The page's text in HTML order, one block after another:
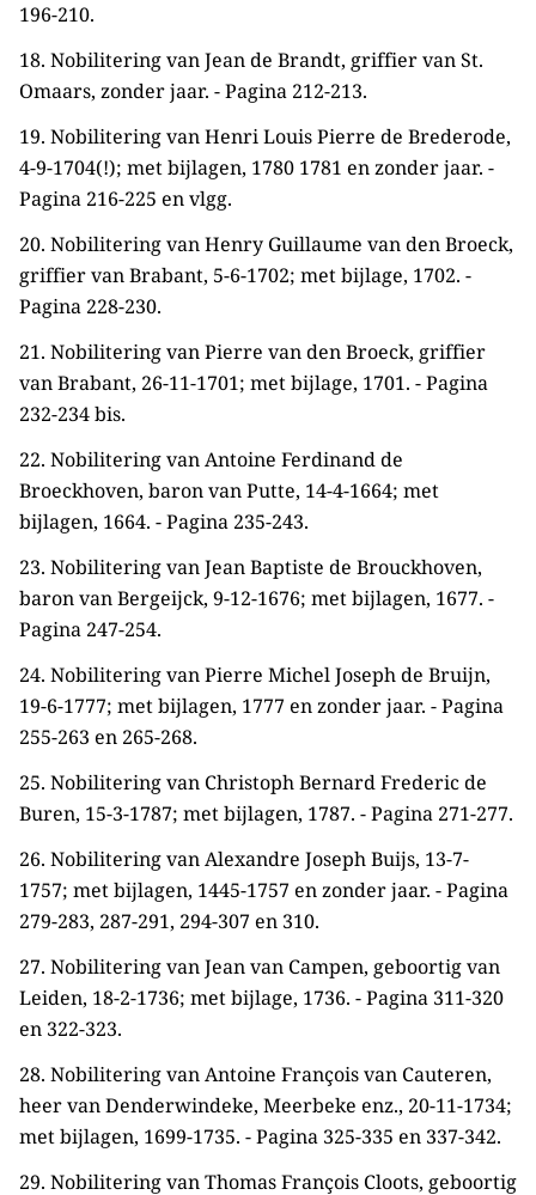
196-210.
18. Nobilitering van Jean de Brandt, griffier van St.
Omaars, zonder jaar. - Pagina 212-213.
19. Nobilitering van Henri Louis Pierre de Brederode,
4-9-1704(!); met bijlagen, 1780 1781 en zonder jaar. -
Pagina 216-225 en vlgg.
20. Nobilitering van Henry Guillaume van den Broeck,
griffier van Brabant, 5-6-1702; met bijlage, 1702. -
Pagina 228-230.
21. Nobilitering van Pierre van den Broeck, griffier
van Brabant, 26-11-1701; met bijlage, 1701. - Pagina
232-234 bis.
22. Nobilitering van Antoine Ferdinand de
Broeckhoven, baron van Putte, 14-4-1664; met
bijlagen, 1664. - Pagina 235-243.
23. Nobilitering van Jean Baptiste de Brouckhoven,
baron van Bergeijck, 9-12-1676; met bijlagen, 1677. -
Pagina 247-254.
24. Nobilitering van Pierre Michel Joseph de Bruijn,
19-6-1777; met bijlagen, 1777 en zonder jaar. - Pagina
255-263 en 265-268.
25. Nobilitering van Christoph Bernard Frederic de
Buren, 15-3-1787; met bijlagen, 1787. - Pagina 271-277.
26. Nobilitering van Alexandre Joseph Buijs, 13-7-
1757; met bijlagen, 1445-1757 en zonder jaar. - Pagina
279-283, 287-291, 294-307 en 310.
27. Nobilitering van Jean van Campen, geboortig van
Leiden, 18-2-1736; met bijlage, 1736. - Pagina 311-320
en 322-323.
28. Nobilitering van Antoine François van Cauteren,
heer van Denderwindeke, Meerbeke enz., 20-11-1734;
met bijlagen, 1699-1735. - Pagina 325-335 en 337-342.
29. Nobilitering van Thomas François Cloots, geboortig